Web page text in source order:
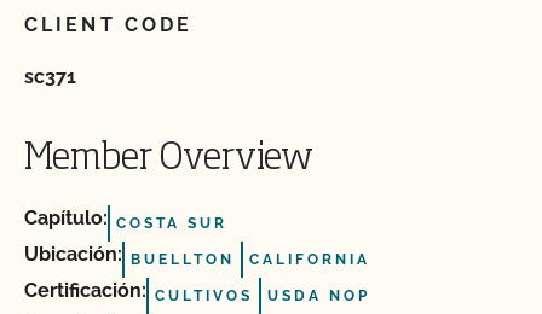
CLIENT CODE
sc371
Member Overview
Capítulo: COSTA SUR
Ubicación: BUELLTON CALIFORNIA
Certificación: CULTIVOS USDA NOP